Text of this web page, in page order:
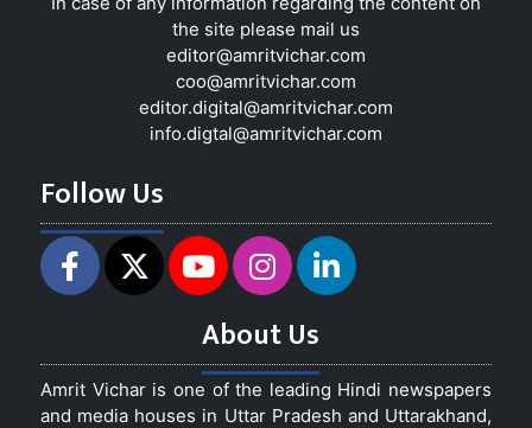
the site please mail us
editor@amritvichar.com
coo@amritvichar.com
editor.digital@amritvichar.com
info.digtal@amritvichar.com
Follow Us
About Us
Amrit Vichar is one of the leading Hindi newspapers
and media houses in Uttar Pradesh and Uttarakhand,